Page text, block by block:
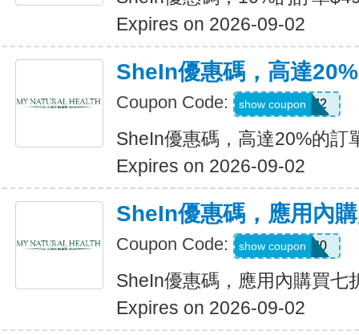
Expires on 2026-09-02
SheIn優惠碼，高達
Coupon Code: US24J2
show coupon
SheIn優惠碼，高達20%的訂
Expires on 2026-09-02
SheIn優惠碼，應用內
Coupon Code: APPOFF30
show coupon
SheIn優惠碼，應用內購買七
Expires on 2026-09-02